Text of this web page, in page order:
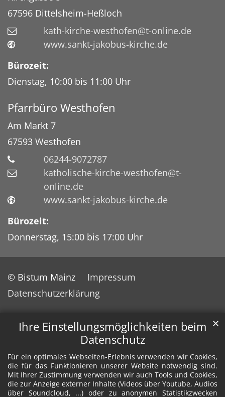
Ihre Einstellungsmöglichkeiten beim
Datenschutz
Für ein optimales Webseiten-Erlebnis verwenden wir Cookies,
die für das Funktionieren unserer Website notwendig sind.
Mit Ihrer Zustimmung verwenden wir auch Tools und Cookies,
die zur Anzeige externer Inhalte (Videos über Youtube, Audios
über Soundcloud, ...) oder zu anonymen Statistikzwecken
✕
67596 Dittelsheim-Heßloch
kath-kirche-westhofen@t-online.de
www.sankt-jakobus-kirche.de
Bürozeit:
Dienstag, 10:00 bis 11:00 Uhr
Pfarrbüro Westhofen
Am Markt 7
67593 Westhofen
06244-9072787
katholische-kirche-westhofen@t-
online.de
www.sankt-jakobus-kirche.de
Bürozeit:
Donnerstag, 15:00 bis 17:00 Uhr
© Bistum Mainz
Impressum
Datenschutzerklärung